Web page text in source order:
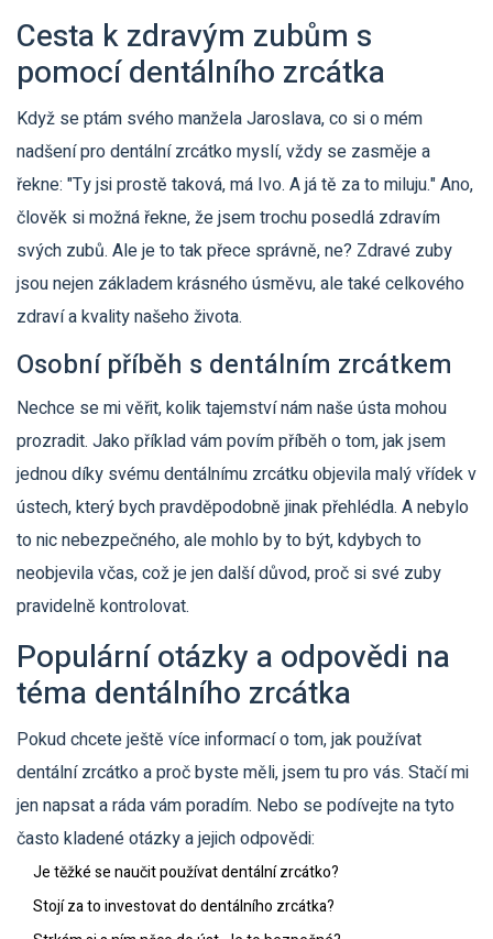
Cesta k zdravým zubům s
pomocí dentálního zrcátka
Když se ptám svého manžela Jaroslava, co si o mém
nadšení pro dentální zrcátko myslí, vždy se zasměje a
řekne: "Ty jsi prostě taková, má Ivo. A já tě za to miluju." Ano,
člověk si možná řekne, že jsem trochu posedlá zdravím
svých zubů. Ale je to tak přece správně, ne? Zdravé zuby
jsou nejen základem krásného úsměvu, ale také celkového
zdraví a kvality našeho života.
Osobní příběh s dentálním zrcátkem
Nechce se mi věřit, kolik tajemství nám naše ústa mohou
prozradit. Jako příklad vám povím příběh o tom, jak jsem
jednou díky svému dentálnímu zrcátku objevila malý vřídek v
ústech, který bych pravděpodobně jinak přehlédla. A nebylo
to nic nebezpečného, ale mohlo by to být, kdybych to
neobjevila včas, což je jen další důvod, proč si své zuby
pravidelně kontrolovat.
Populární otázky a odpovědi na
téma dentálního zrcátka
Pokud chcete ještě více informací o tom, jak používat
dentální zrcátko a proč byste měli, jsem tu pro vás. Stačí mi
jen napsat a ráda vám poradím. Nebo se podívejte na tyto
často kladené otázky a jejich odpovědi:
Je těžké se naučit používat dentální zrcátko?
Stojí za to investovat do dentálního zrcátka?